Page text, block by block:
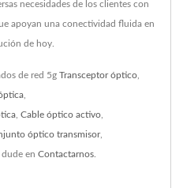
necesidades de los clientes con
apoyan una conectividad fluida en
de hoy.
de red 5g Transceptor óptico
Cable óptico activo
óptico transmisor,
en Contactarnos